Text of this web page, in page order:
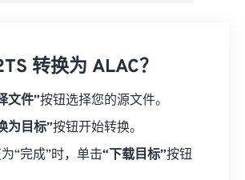
转换为 ALAC？
文件”按钮选择您的源文件。
为目标”按钮开始转换。
“完成”时，单击“下载目标”按钮